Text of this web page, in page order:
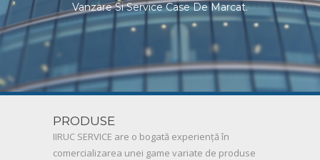
Vanzare Si Service Case De Marcat.
PRODUSE
IIRUC SERVICE are o bogată experiență în
comercializarea unei game variate de produse